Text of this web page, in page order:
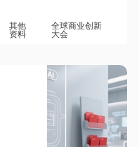
其他
资料
全球商业创新
大会